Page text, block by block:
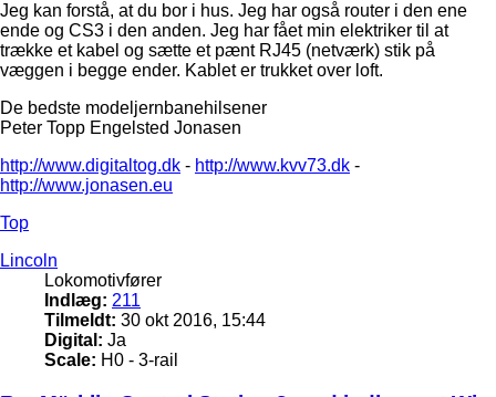
Jeg kan forstå, at du bor i hus. Jeg har også router i den ene
ende og CS3 i den anden. Jeg har fået min elektriker til at
trække et kabel og sætte et pænt RJ45 (netværk) stik på
væggen i begge ender. Kablet er trukket over loft.
De bedste modeljernbanehilsener
Peter Topp Engelsted Jonasen
http://www.digitaltog.dk - http://www.kvv73.dk -
http://www.jonasen.eu
Top
Lincoln
Lokomotivfører
Indlæg: 211
Tilmeldt: 30 okt 2016, 15:44
Digital: Ja
Scale: H0 - 3-rail